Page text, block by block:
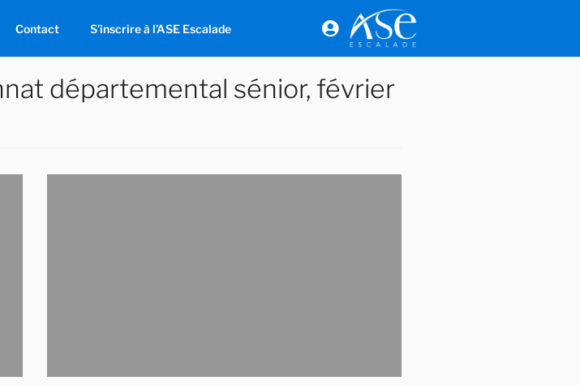
Contact S’inscrire à l’ASE Escalade
départemental sénior, février